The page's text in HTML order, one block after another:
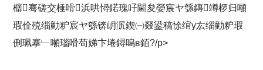
樼骞磋交棰嗗浜哄憳鍩瑰吇閫夋嫈宸ヤ綔鏄竴椤归噸
瑕佺殑缁勭粐宸ヤ綔锛岄泦鍥㈠叕鍙稿悇绾у厷缁勭粐瑕
侀珮搴﹂噸瑙嗗苟娣卞埢鐞嗚в銆?/p>